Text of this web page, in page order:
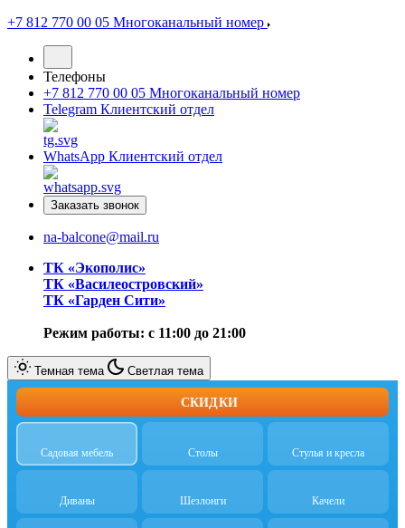
+7 812 770 00 05 Многоканальный номер
Телефоны
+7 812 770 00 05 Многоканальный номер
Telegram Клиентский отдел
WhatsApp Клиентский отдел
Заказать звонок
na-balcone@mail.ru
ТК «Экополис»
ТК «Василеостровский»
ТК «Гарден Сити»
Режим работы: с 11:00 до 21:00
Темная тема Светлая тема
СКИДКИ
Садовая мебель Столы Стулья и кресла
Диваны Шезлонги Качели